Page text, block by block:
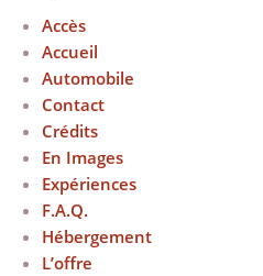
Accès
Accueil
Automobile
Contact
Crédits
En Images
Expériences
F.A.Q.
Hébergement
L’offre